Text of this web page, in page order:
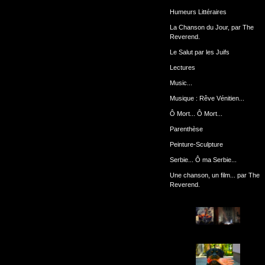
Humeurs Littéraires
La Chanson du Jour, par The
Reverend.
Le Salut par les Juifs
Lectures
Music...
Musique : Rêve Vénitien...
Ô Mort... Ô Mort...
Parenthèse
Peinture-Sculpture
Serbie... Ô ma Serbie...
Une chanson, un film... par The
Reverend.